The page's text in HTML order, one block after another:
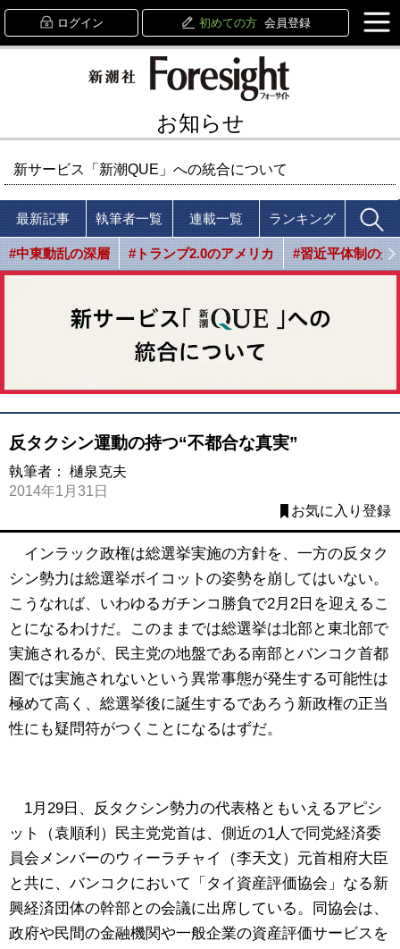
ログイン 初めての方 会員登録
お知らせ
新サービス「新潮QUE」への統合について
最新記事 執筆者一覧 連載一覧 ランキング
#中東動乱の深層 #トランプ2.0のアメリカ #習近平体制の光
反タクシン運動の持つ“不都合な真実”
執筆者： 樋泉克夫
2014年1月31日
お気に入り登録
インラック政権は総選挙実施の方針を、一方の反タク
シン勢力は総選挙ボイコットの姿勢を崩してはいない。
こうなれば、いわゆるガチンコ勝負で2月2日を迎えるこ
とになるわけだ。このままでは総選挙は北部と東北部で
実施されるが、民主党の地盤である南部とバンコク首都
圏では実施されないという異常事態が発生する可能性は
極めて高く、総選挙後に誕生するであろう新政権の正当
性にも疑問符がつくことになるはずだ。
1月29日、反タクシン勢力の代表格ともいえるアピシ
ット（袁順利）民主党党首は、側近の1人で同党経済委
員会メンバーのウィーラチャイ（李天文）元首相府大臣
と共に、バンコクにおいて「タイ資産評価協会」なる新
興経済団体の幹部との会議に出席している。同協会は、
政府や民間の金融機関や一般企業の資産評価サービスを